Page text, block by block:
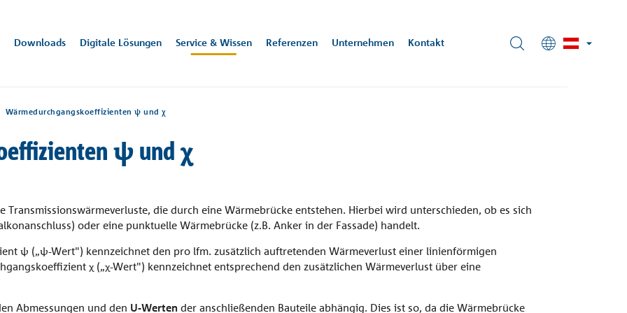
Dachaufbauten Decke Stiege Fassade
Trittschallschutz
Downloads
Alle Downloads
Digitale Lösungen
Lösungen
bei der Planung.
Service & Wissen
& Wissen
jeweils mit Anwendungsbeispielen und Produktlösungen.
Referenzen
AT
St. Georgen /
Grieskirchen, AT
Wien, AT
Unternehmen
News
Kontakt
& Kontakt
im Büro oder direkt vor Ort.
Wärmedurchgangskoeffizienten ψ und χ
ψ und χ
die durch eine Wärmebrücke entstehen. Hierbei wird unterschieden, ob es sich
oder eine punktuelle Wärmebrücke (z.B. Anker in der Fassade) handelt.
ψ („ψ-Wert") kennzeichnet den pro lfm. zusätzlich auftretenden Wärmeverlust einer linienförmigen
χ („χ-Wert") kennzeichnet entsprechend den zusätzlichen Wärmeverlust über eine
Abmessungen und den U-Werten der anschließenden Bauteile abhängig. Dies ist so, da die Wärmebrücke